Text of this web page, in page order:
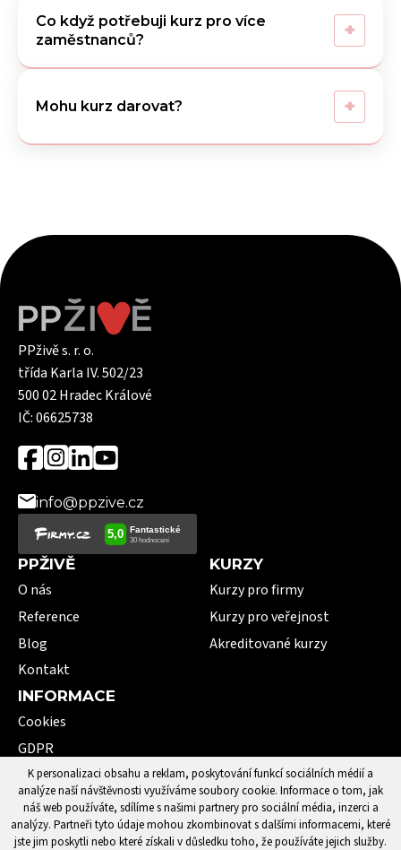
Co když potřebuji kurz pro více
zaměstnanců?
+
Mohu kurz darovat? +
K personalizaci obsahu a reklam, poskytování funkcí sociálních médií a
analýze naší návštěvnosti využíváme soubory cookie. Informace o tom, jak
náš web používáte, sdílíme s našimi partnery pro sociální média, inzerci a
analýzy. Partneři tyto údaje mohou zkombinovat s dalšími informacemi, které
jste jim poskytli nebo které získali v důsledku toho, že používáte jejich služby.
PPživě s. r. o.
třída Karla IV. 502/23
500 02 Hradec Králové
IČ: 06625738
info@ppzive.cz
PPŽIVĚ
O nás
Reference
Blog
Kontakt
KURZY
Kurzy pro firmy
Kurzy pro veřejnost
Akreditované kurzy
INFORMACE
Cookies
GDPR
VOP
101 pojmů první pomoci